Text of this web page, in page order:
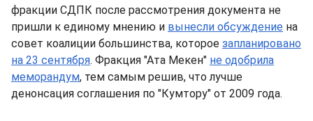
фракции СДПК после рассмотрения документа не
пришли к единому мнению и вынесли обсуждение на
совет коалиции большинства, которое запланировано
на 23 сентября. Фракция "Ата Мекен" не одобрила
меморандум, тем самым решив, что лучше
денонсация соглашения по "Кумтору" от 2009 года.